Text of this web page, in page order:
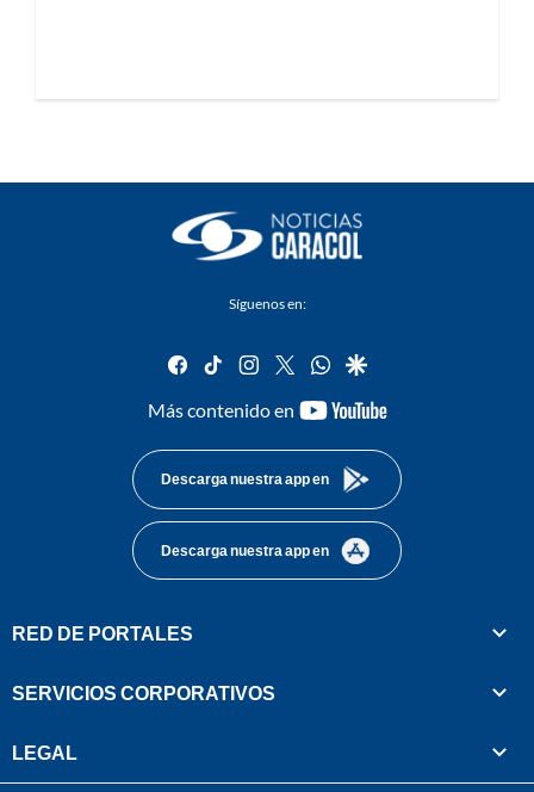
Síguenos en:
facebook
tiktok instagram
twitterwhatsapp
google
Más contenido en
youtube-
Descarga nuestra app en
Descarga nuestra app en
RED DE PORTALES
SERVICIOS CORPORATIVOS
LEGAL